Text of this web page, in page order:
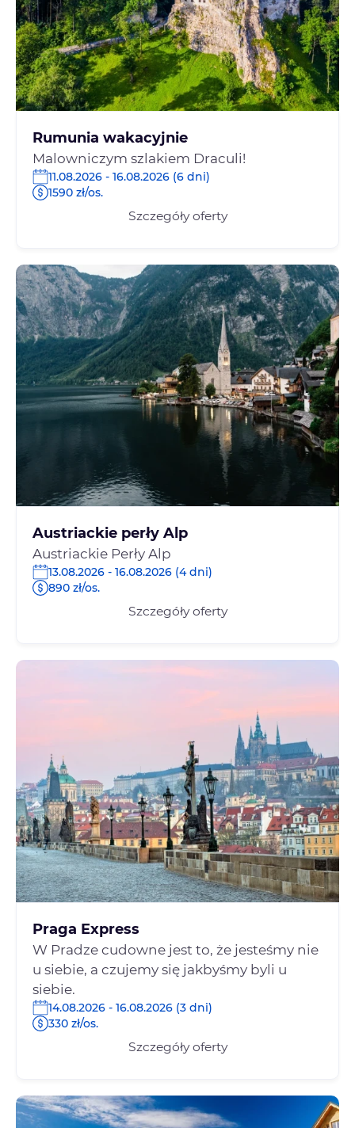
Rumunia wakacyjnie
Malowniczym szlakiem Draculi!
11.08.2026 - 16.08.2026 (6 dni)
1590 zł/os.
Szczegóły oferty
Austriackie perły Alp
Austriackie Perły Alp
13.08.2026 - 16.08.2026 (4 dni)
890 zł/os.
Szczegóły oferty
Praga Express
W Pradze cudowne jest to, że jesteśmy nie
u siebie, a czujemy się jakbyśmy byli u
siebie.
14.08.2026 - 16.08.2026 (3 dni)
330 zł/os.
Szczegóły oferty